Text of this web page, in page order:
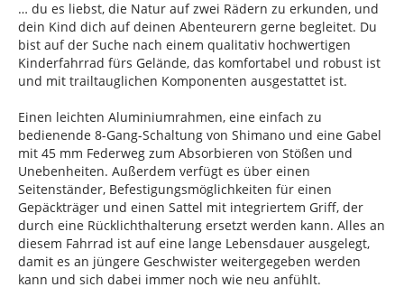
… du es liebst, die Natur auf zwei Rädern zu erkunden, und
dein Kind dich auf deinen Abenteurern gerne begleitet. Du
bist auf der Suche nach einem qualitativ hochwertigen
Kinderfahrrad fürs Gelände, das komfortabel und robust ist
und mit trailtauglichen Komponenten ausgestattet ist.
Einen leichten Aluminiumrahmen, eine einfach zu
bedienende 8-Gang-Schaltung von Shimano und eine Gabel
mit 45 mm Federweg zum Absorbieren von Stößen und
Unebenheiten. Außerdem verfügt es über einen
Seitenständer, Befestigungsmöglichkeiten für einen
Gepäckträger und einen Sattel mit integriertem Griff, der
durch eine Rücklichthalterung ersetzt werden kann. Alles an
diesem Fahrrad ist auf eine lange Lebensdauer ausgelegt,
damit es an jüngere Geschwister weitergegeben werden
kann und sich dabei immer noch wie neu anfühlt.